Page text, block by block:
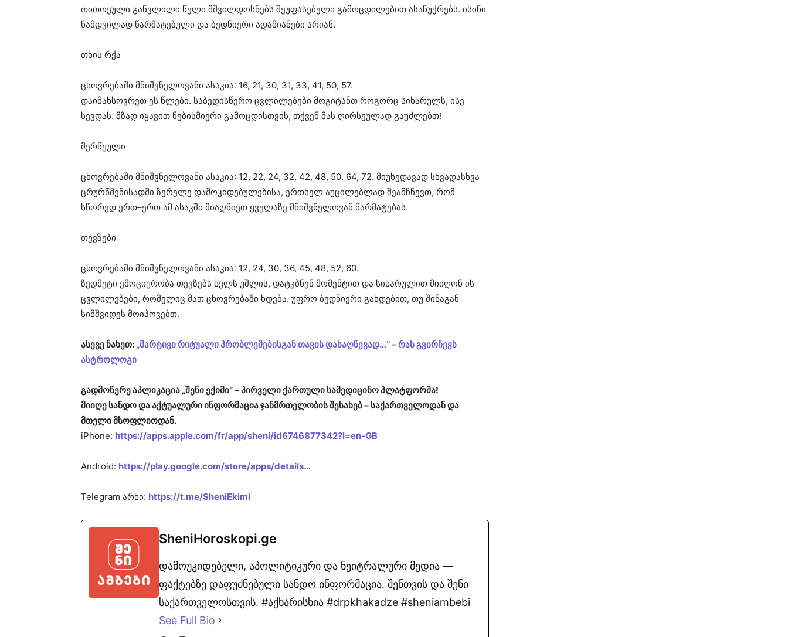
თითოეული განვლილი წელი მშვილდოსნებს შეუფასებელი გამოცდილებით ასაჩუქრებს. ისინი
ნამდვილად წარმატებული და ბედნიერი ადამიანები არიან.
თხის რქა
ცხოვრებაში მნიშვნელოვანი ასაკია: 16, 21, 30, 31, 33, 41, 50, 57.
დაიმახსოვრეთ ეს წლები. საბედისწერო ცვლილებები მოგიტანთ როგორც სიხარულს, ისე
სევდას. მზად იყავით ნებისმიერი გამოცდისთვის, თქვენ მას ღირსეულად გაუძლებთ!
მერწყული
ცხოვრებაში მნიშვნელოვანი ასაკია: 12, 22, 24, 32, 42, 48, 50, 64, 72. მიუხედავად სხვადასხვა
ცრურწმენისადმი ზერელე დამოკიდებულებისა, ერთხელ აუცილებლად შეამჩნევთ, რომ
სწორედ ერთ–ერთ ამ ასაკში მიაღწიეთ ყველაზე მნიშვნელოვან წარმატებას.
თევზები
ცხოვრებაში მნიშვნელოვანი ასაკია: 12, 24, 30, 36, 45, 48, 52, 60.
ზედმეტი ემოციურობა თევზებს ხელს უშლის, დატკბნენ მომენტით და სიხარულით მიიღონ ის
ცვლილებები, რომელიც მათ ცხოვრებაში ხდება. უფრო ბედნიერი გახდებით, თუ შინაგან
სიმშვიდეს მოიპოვებთ.
ასევე ნახეთ: „მარტივი რიტუალი პრობლემებისგან თავის დასაღწევად…“ – რას გვირჩევს
ასტროლოგი
გადმოწერე აპლიკაცია „შენი ექიმი“ – პირველი ქართული სამედიცინო პლატფორმა!
მიიღე სანდო და აქტუალური ინფორმაცია ჯანმრთელობის შესახებ – საქართველოდან და
მთელი მსოფლიოდან.
iPhone: https://apps.apple.com/fr/app/sheni/id6746877342?l=en-GB
Android: https://play.google.com/store/apps/details…
Telegram არხი: https://t.me/SheniEkimi
SheniHoroskopi.ge
დამოუკიდებელი, აპოლიტიკური და ნეიტრალური მედია —
ფაქტებზე დაფუძნებული სანდო ინფორმაცია. შენთვის და შენი
საქართველოსთვის. #აქხარისხია #drpkhakadze #sheniambebi
See Full Bio